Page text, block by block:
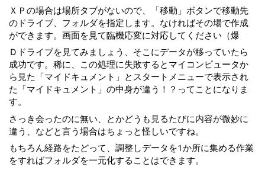
ＸＰの場合は場所タブがないので、「移動」ボタンで移動先
のドライブ、フォルダを指定します。なければその場で作成
ができます。画面を見て臨機応変に対応してください（爆
Ｄドライブを見てみましょう、そこにデータが移っていたら
成功です。稀に、この処理に失敗するとマイコンピュータか
ら見た「マイドキュメント」とスタートメニューで表示され
た「マイドキュメント」の中身が違う！？ってことになりま
す。
さっき会ったのに無い、とかどうも見るたびに内容が微妙に
違う、などと言う場合はちょっと怪しいですね。
もちろん経路をたどって、調整しデータを1か所に集める作業
をすればフォルダを一元化することはできます。